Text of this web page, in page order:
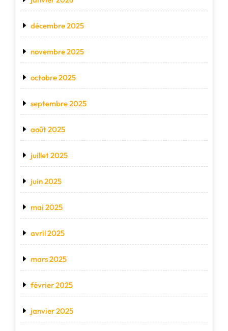
décembre 2025
novembre 2025
octobre 2025
septembre 2025
août 2025
juillet 2025
juin 2025
mai 2025
avril 2025
mars 2025
février 2025
janvier 2025